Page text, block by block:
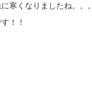
寒くなりましたね。。。
！！